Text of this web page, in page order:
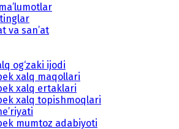
va san’at
og‘zaki ijodi
xalq maqollari
xalq ertaklari
xalq topishmoqlari
mumtoz adabiyoti